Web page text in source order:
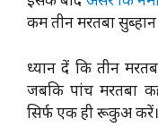
कम तीन मरतबा
ध्यान दें कि तीन
जबकि पांच मरतबा
सिर्फ एक ही रूकुअ करें।